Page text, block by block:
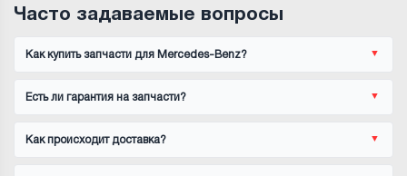
Часто задаваемые вопросы
Как купить запчасти для Mercedes-Benz?
Есть ли гарантия на запчасти?
Как происходит доставка?